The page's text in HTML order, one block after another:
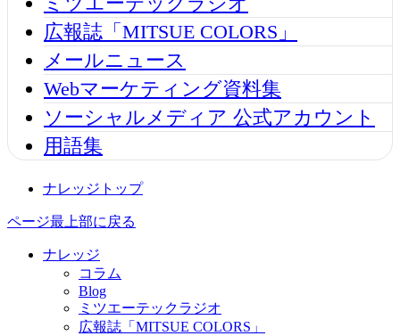
広報誌「MITSUE COLORS」
メールニュース
Webマーケティング資料集
ソーシャルメディア 公式アカウント
用語集
ナレッジトップ
ページ最上部に戻る
ナレッジ
コラム
Blog
ミツエーテックラジオ
広報誌「MITSUE COLORS」